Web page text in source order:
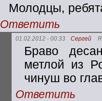
Молодцы,
Ответить
01.02.2012 - 00:33 Сергей
Браво
метлой из
чинуш во
Ответить